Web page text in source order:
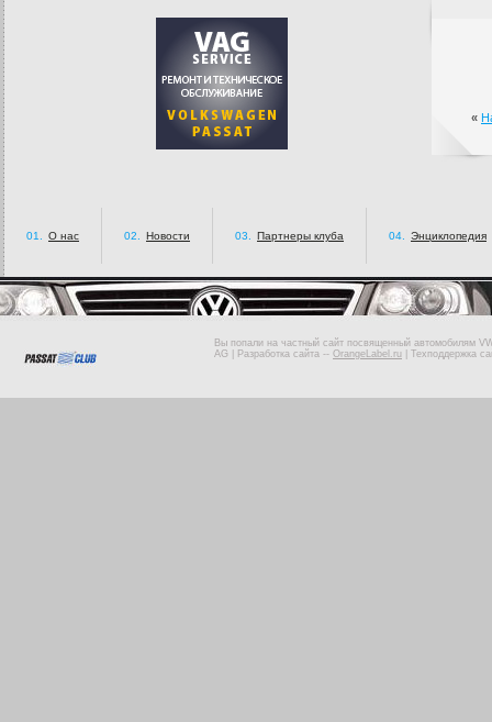
«
01. О нас 02. Новости 03. Партнеры клуба 04. Энциклопедия
Вы попали на частный сайт посвященный автомобилям
AG |
Разработка сайта -- OrangeLabel.ru Техподдержка